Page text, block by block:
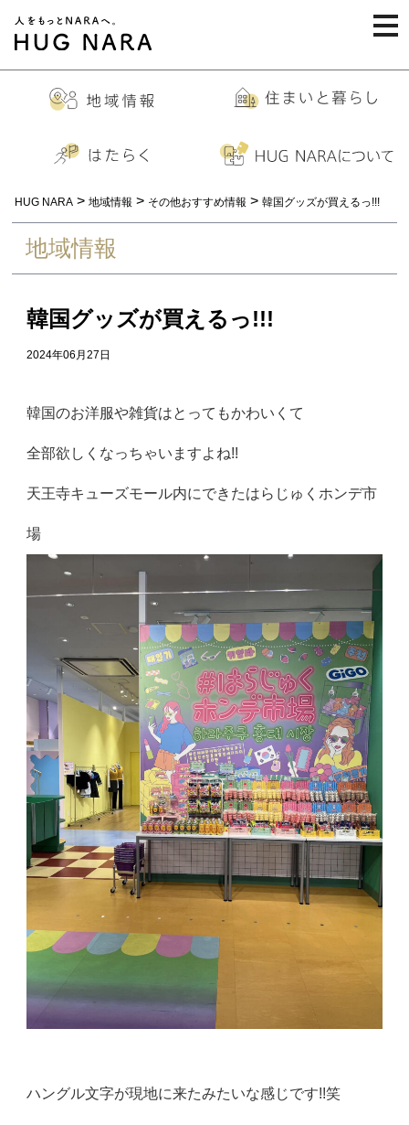
HUG NARA > 地域情報 > その他おすすめ情報 > 韓国グッズが買えるっ!!!
地域情報
韓国グッズが買えるっ!!!
2024年06月27日
韓国のお洋服や雑貨はとってもかわいくて
全部欲しくなっちゃいますよね!!
天王寺キューズモール内にできたはらじゅくホンデ市
場
ハングル文字が現地に来たみたいな感じです!!笑